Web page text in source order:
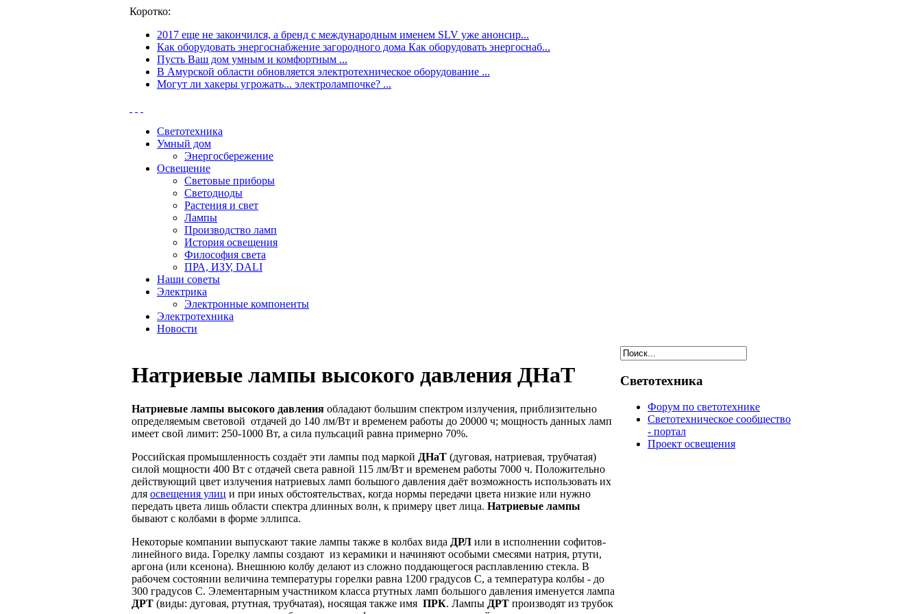
Коротко:
2017 еще не закончился, а бренд с международным именем SLV уже анонсир...
Как оборудовать энергоснабжение загородного дома Как оборудовать энергоснаб...
Пусть Ваш дом умным и комфортным ...
В Амурской области обновляется электротехническое оборудование ...
Могут ли хакеры угрожать... электролампочке? ...
Светотехника
Умный дом
Энергосбережение
Освещение
Световые приборы
Светодиоды
Растения и свет
Лампы
Производство ламп
История освещения
Философия света
ПРА, ИЗУ, DALI
Наши советы
Электрика
Электронные компоненты
Электротехника
Новости
Натриевые лампы высокого давления ДНаТ
Натриевые лампы высокого давления обладают большим спектром излучения, приблизительно
определяемым световой отдачей до 140 лм/Вт и временем работы до 20000 ч; мощность данных ламп
имеет свой лимит: 250-1000 Вт, а сила пульсаций равна примерно 70%.
Российская промышленность создаёт эти лампы под маркой ДНаТ (дуговая, натриевая, трубчатая)
силой мощности 400 Вт с отдачей света равной 115 лм/Вт и временем работы 7000 ч. Положительно
действующий цвет излучения натриевых ламп большого давления даёт возможность использовать их
для освещения улиц и при иных обстоятельствах, когда нормы передачи цвета низкие или нужно
передать цвета лишь области спектра длинных волн, к примеру цвет лица. Натриевые лампы
бывают с колбами в форме эллипса.
Некоторые компании выпускают такие лампы также в колбах вида ДРЛ или в исполнении софитов-
линейного вида. Горелку лампы создают из керамики и начиняют особыми смесями натрия, ртути,
аргона (или ксенона). Внешнюю колбу делают из сложно поддающегося расплавлению стекла. В
рабочем состоянии величина температуры горелки равна 1200 градусов С, а температура колбы - до
300 градусов С. Элементарным участником класса ртутных ламп большого давления именуется лампа
ДРТ (виды: дуговая, ртутная, трубчатая), носящая также имя ПРК. Лампы ДРТ производят из трубок
Светотехника
Форум по светотехнике
Светотехническое сообщество
- портал
Проект освещения